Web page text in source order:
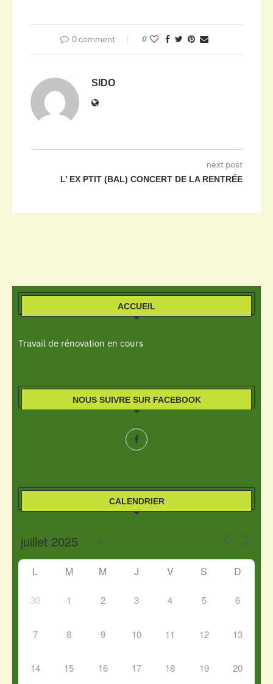
0 comment 0
SIDO
next post
L’ EX PTIT (BAL) CONCERT DE LA RENTRÉE
ACCUEIL
Travail de rénovation en cours
NOUS SUIVRE SUR FACEBOOK
CALENDRIER
L M M J V S D
30 1 2 3 4 5 6
7 8 9 10 11 12 13
14 15 16 17 18 19 20